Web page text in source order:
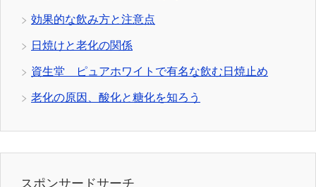
効果的な飲み方と注意点
日焼けと老化の関係
資生堂 ピュアホワイトで有名な飲む日焼止め
老化の原因、酸化と糖化を知ろう
スポンサードサーチ